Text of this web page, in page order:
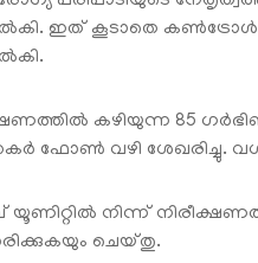
ഇത് കൂടാതെ കണ്‍ട്രോള്‍
കഴിയുന്ന 85
ഫോണ്‍ വഴി ശേഖരിച്ചു.
യൂണിറ്റില്‍ നിന്ന്
ചെയ്തു.